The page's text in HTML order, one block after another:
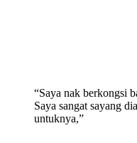
“Saya nak berkongsi
Saya sangat sayang
untuknya,”